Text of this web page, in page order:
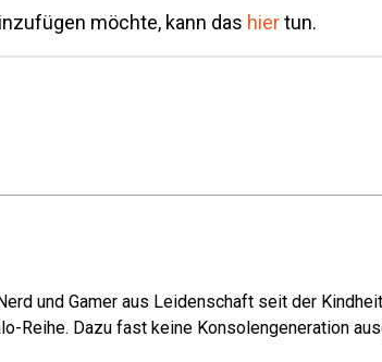
möchte, kann das hiertun.
und Gamer aus Leidenschaft seit der
Reihe. Dazu fast keine Konsolengeneration